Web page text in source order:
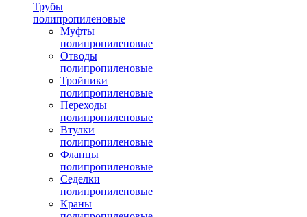
Трубы
полипропиленовые
Муфты
полипропиленовые
Отводы
полипропиленовые
Тройники
полипропиленовые
Переходы
полипропиленовые
Втулки
полипропиленовые
Фланцы
полипропиленовые
Седелки
полипропиленовые
Краны